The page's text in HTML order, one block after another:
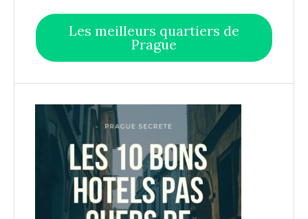
Les meilleurs quartiers de
Prague